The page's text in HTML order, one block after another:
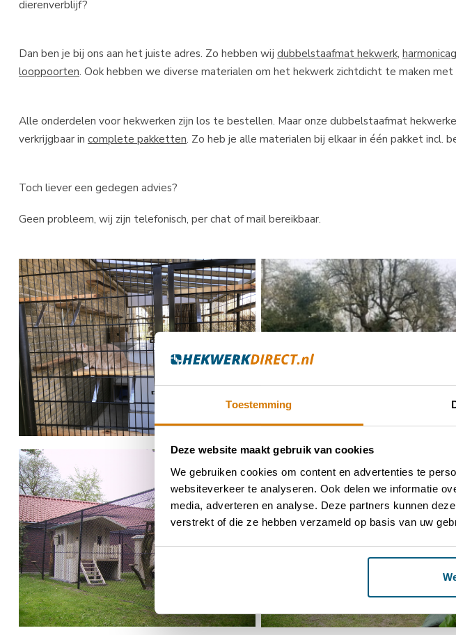
Toestemming
Deze website maakt gebruik van cookies
We gebruiken cookies om content en advertenties te
websiteverkeer te analyseren. Ook delen we informatie
media, adverteren en analyse. Deze partners kunnen
verstrekt of die ze hebben verzameld op basis van uw
dierenverblijf?
Dan ben je bij ons aan het juiste adres. Zo hebben wij dubbelstaafmat hekwerk,
looppoorten. Ook hebben we diverse materialen om het hekwerk zichtdicht te maken
Alle onderdelen voor hekwerken zijn los te bestellen. Maar onze dubbelstaafmat
verkrijgbaar in complete pakketten. Zo heb je alle materialen bij elkaar in één pakket incl.
Toch liever een gedegen advies?
Geen probleem, wij zijn telefonisch, per chat of mail bereikbaar.